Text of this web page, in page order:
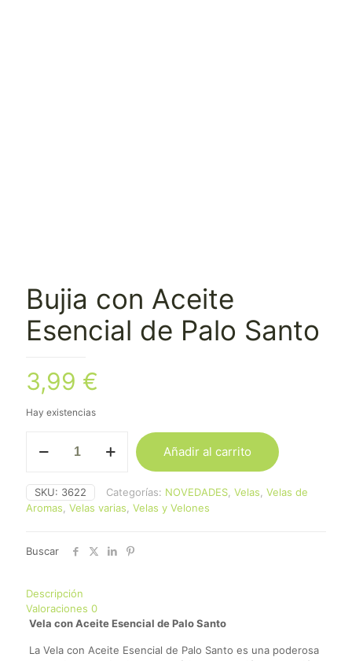
Bujia con Aceite
Esencial de Palo Santo
3,99 €
Hay existencias
con
Esencial
de
Palo
Añadir al carrito
SKU: 3622 Categorías: NOVEDADES Velas Velas de
Aromas Velas varias Velas y Velones
Buscar
Descripción
Valoraciones 0
Vela con Aceite Esencial de Palo Santo
La Vela con Aceite Esencial de Palo Santo es una poderosa